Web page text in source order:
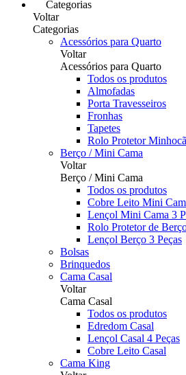
Categorias
Voltar
Categorias
Acessórios para Quarto
Voltar
Acessórios para Quarto
Todos os produtos
Almofadas
Porta Travesseiros
Fronhas
Tapetes
Rolo Protetor
Berço / Mini Cama
Voltar
Berço / Mini Cama
Todos os produtos
Cobre Leito Mini
Lençol Mini Cama 3
Rolo Protetor de
Lençol Berço 3 Peças
Bolsas
Brinquedos
Cama Casal
Voltar
Cama Casal
Todos os produtos
Edredom Casal
Lençol Casal 4 Peças
Cobre Leito Casal
Cama King